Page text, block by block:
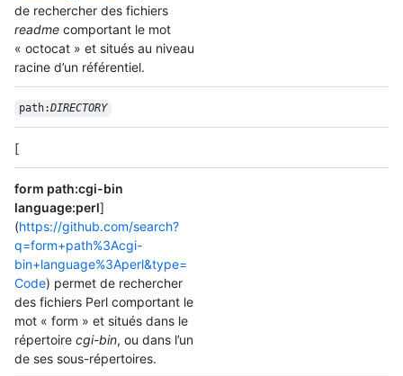
de rechercher des fichiers
readme comportant le mot
« octocat » et situés au niveau
racine d’un référentiel.
path:DIRECTORY
[
form path:cgi-bin
language:perl]
(https://github.com/search?
q=form+path%3Acgi-
bin+language%3Aperl&type=
Code) permet de rechercher
des fichiers Perl comportant le
mot « form » et situés dans le
répertoire cgi-bin, ou dans l’un
de ses sous-répertoires.